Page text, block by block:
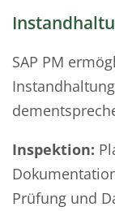
SAP PM
Inspektion:
Prüfung und